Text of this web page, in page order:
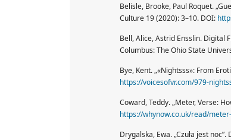
Belisle, Brooke, Paul Roquet.
Culture 19 (2020): 3–10. DOI:
Bell, Alice, Astrid Ensslin. Digital
Columbus: The Ohio State
Bye, Kent. „«Nightsss»: From
https://voicesofvr.com/979-
Coward, Teddy. „Meter, Verse:
https://whynow.co.uk/read/
Drygalska, Ewa. „Czuła jest